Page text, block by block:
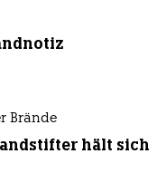
Brände
hält sich